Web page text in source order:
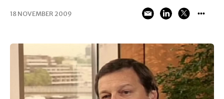
18 NOVEMBER 2009